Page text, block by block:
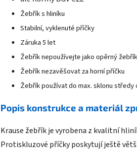
Žebřík s hliníku
Stabilní, vyklenuté příčky
Záruka 5 let
Žebřík nepoužívejte jako opěrný žebřík
Žebřík nezavěšovat za horní příčku
Žebřík používat do max. sklonu středy
Popis konstrukce a materiál
Krause žebřík je vyrobena z kvalitní
Protiskluzové příčky poskytují ještě